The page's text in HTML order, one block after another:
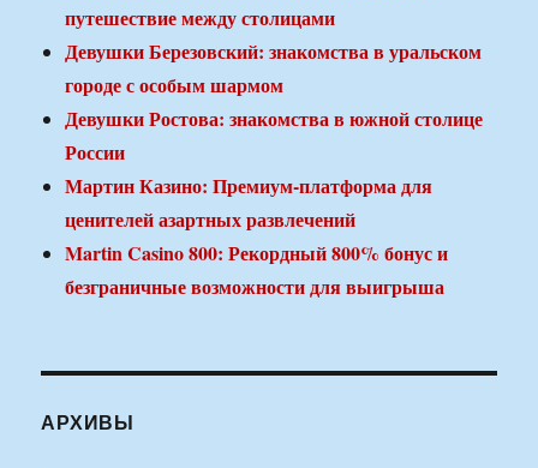
путешествие между столицами
Девушки Березовский: знакомства в уральском
городе с особым шармом
Девушки Ростова: знакомства в южной столице
России
Мартин Казино: Премиум-платформа для
ценителей азартных развлечений
Martin Casino 800: Рекордный 800% бонус и
безграничные возможности для выигрыша
АРХИВЫ